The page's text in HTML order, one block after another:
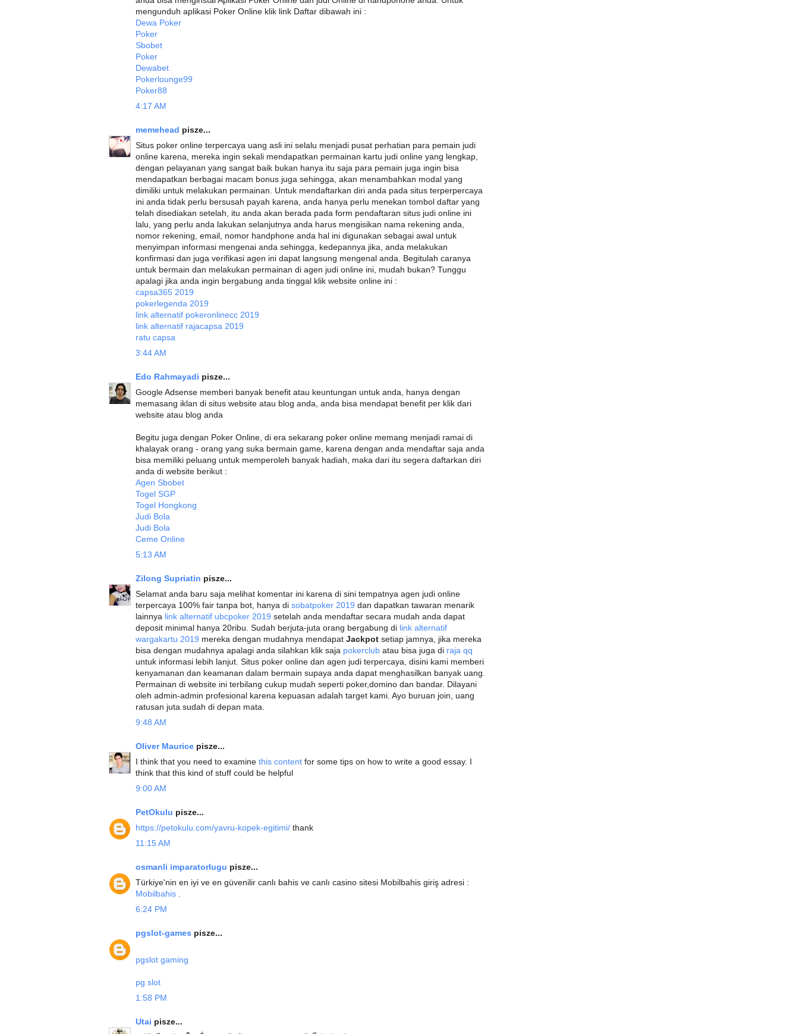
mengunduh aplikasi Poker Online klik link Daftar dibawah ini :
Dewa Poker
Poker
Sbobet
Poker
Dewabet
Pokerlounge99
Poker88
4:17 AM
memehead pisze...
Situs poker online terpercaya uang asli ini selalu menjadi pusat perhatian para pemain judi
online karena, mereka ingin sekali mendapatkan permainan kartu judi online yang lengkap,
dengan pelayanan yang sangat baik bukan hanya itu saja para pemain juga ingin bisa
mendapatkan berbagai macam bonus juga sehingga, akan menambahkan modal yang
dimiliki untuk melakukan permainan. Untuk mendaftarkan diri anda pada situs terperpercaya
ini anda tidak perlu bersusah payah karena, anda hanya perlu menekan tombol daftar yang
telah disediakan setelah, itu anda akan berada pada form pendaftaran situs judi online ini
lalu, yang perlu anda lakukan selanjutnya anda harus mengisikan nama rekening anda,
nomor rekening, email, nomor handphone anda hal ini digunakan sebagai awal untuk
menyimpan informasi mengenai anda sehingga, kedepannya jika, anda melakukan
konfirmasi dan juga verifikasi agen ini dapat langsung mengenal anda. Begitulah caranya
untuk bermain dan melakukan permainan di agen judi online ini, mudah bukan? Tunggu
apalagi jika anda ingin bergabung anda tinggal klik website online ini :
capsa365 2019
pokerlegenda 2019
link alternatif pokeronlinecc 2019
link alternatif rajacapsa 2019
ratu capsa
3:44 AM
Edo Rahmayadi pisze...
Google Adsense memberi banyak benefit atau keuntungan untuk anda, hanya dengan
memasang iklan di situs website atau blog anda, anda bisa mendapat benefit per klik dari
website atau blog anda
Begitu juga dengan Poker Online, di era sekarang poker online memang menjadi ramai di
khalayak orang - orang yang suka bermain game, karena dengan anda mendaftar saja anda
bisa memiliki peluang untuk memperoleh banyak hadiah, maka dari itu segera daftarkan diri
anda di website berikut :
Agen Sbobet
Togel SGP
Togel Hongkong
Judi Bola
Judi Bola
Ceme Online
5:13 AM
Zilong Supriatin pisze...
Selamat anda baru saja melihat komentar ini karena di sini tempatnya agen judi online
terpercaya 100% fair tanpa bot, hanya di sobatpoker 2019 dan dapatkan tawaran menarik
lainnya link alternatif ubcpoker 2019 setelah anda mendaftar secara mudah anda dapat
deposit minimal hanya 20ribu. Sudah berjuta-juta orang bergabung di link alternatif
wargakartu 2019 mereka dengan mudahnya mendapat Jackpot setiap jamnya, jika mereka
bisa dengan mudahnya apalagi anda silahkan klik saja pokerclub atau bisa juga di raja qq
untuk informasi lebih lanjut. Situs poker online dan agen judi terpercaya, disini kami memberi
kenyamanan dan keamanan dalam bermain supaya anda dapat menghasilkan banyak uang.
Permainan di website ini terbilang cukup mudah seperti poker,domino dan bandar. Dilayani
oleh admin-admin profesional karena kepuasan adalah target kami. Ayo buruan join, uang
ratusan juta sudah di depan mata.
9:48 AM
Oliver Maurice pisze...
I think that you need to examine this content for some tips on how to write a good essay. I
think that this kind of stuff could be helpful
9:00 AM
PetOkulu pisze...
https://petokulu.com/yavru-kopek-egitimi/ thank
11:15 AM
osmanli imparatorlugu pisze...
Türkiye'nin en iyi ve en güvenilir canlı bahis ve canlı casino sitesi Mobilbahis giriş adresi :
Mobilbahis .
6:24 PM
pgslot-games pisze...
pgslot gaming
pg slot
1:58 PM
Utai pisze...